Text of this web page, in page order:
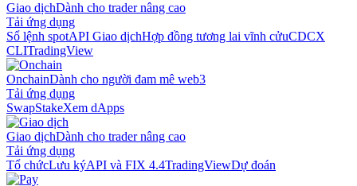
Giao dịchDành cho trader nâng cao
Tải ứng dụng
Sổ lệnh spotAPI Giao dịchHợp đồng tương lai vĩnh cửuCDCX
CLITradingView
OnchainDành cho người đam mê web3
Tải ứng dụng
SwapStakeXem dApps
Giao dịchDành cho trader nâng cao
Tải ứng dụng
Tổ chứcLưu kýAPI và FIX 4.4TradingViewDự đoán